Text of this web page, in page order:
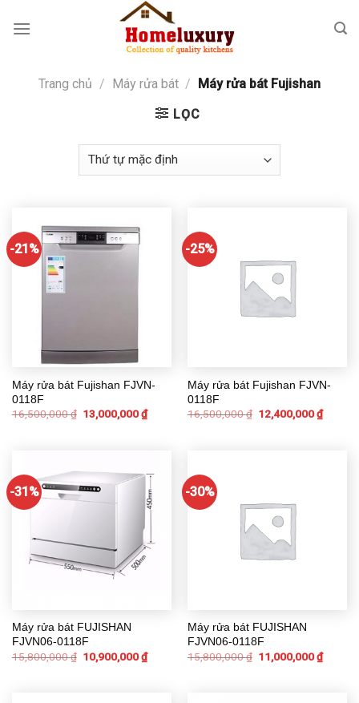
Trang chủ / Máy rửa bát / Máy rửa bát Fujishan
LỌC
-21%
Máy rửa bát Fujishan FJVN-
0118F
16,500,000₫ 13,000,000₫
-25%
Máy rửa bát Fujishan FJVN-
0118F
16,500,000₫ 12,400,000₫
-31%
Máy rửa bát FUJISHAN
FJVN06-0118F
15,800,000₫ 10,900,000₫
-30%
Máy rửa bát FUJISHAN
FJVN06-0118F
15,800,000₫ 11,000,000₫